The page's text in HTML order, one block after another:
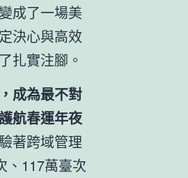
成了一場美
決心與高效
扎實注腳。
成為最不對
航春運年夜
著跨域管理
、117萬臺次